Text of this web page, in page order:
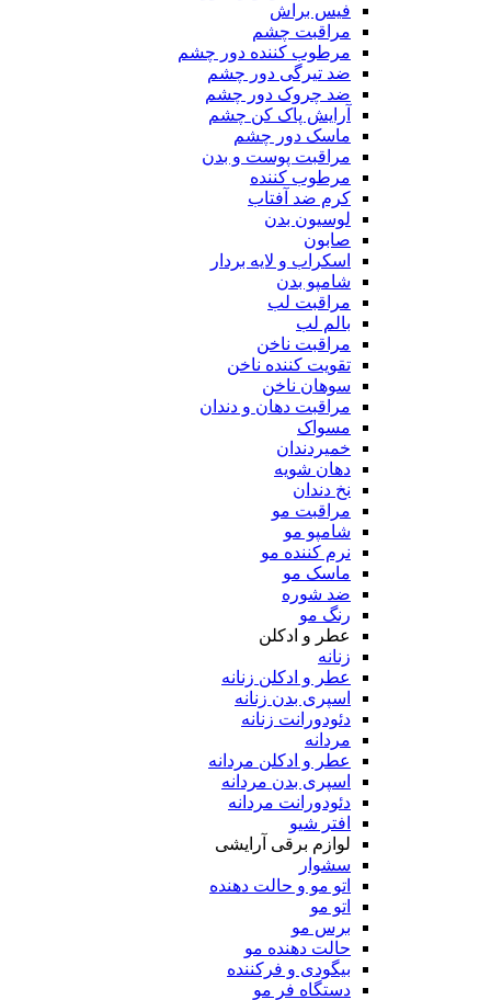
فیس براش
مراقبت چشم
مرطوب کننده دور چشم
ضد تیرگی دور چشم
ضد چروک دور چشم
آرایش پاک کن چشم
ماسک دور چشم
مراقبت پوست و بدن
مرطوب کننده
کرم ضد آفتاب
لوسیون بدن
صابون
اسکراب و لایه بردار
شامپو بدن
مراقبت لب
بالم لب
مراقبت ناخن
تقویت کننده ناخن
سوهان ناخن
مراقبت دهان و دندان
مسواک
خمیردندان
دهان شویه
نخ دندان
مراقبت مو
شامپو مو
نرم کننده مو
ماسک مو
ضد شوره
رنگ مو
عطر و ادکلن
زنانه
عطر و ادکلن زنانه
اسپری بدن زنانه
دئودورانت زنانه
مردانه
عطر و ادکلن مردانه
اسپری بدن مردانه
دئودورانت مردانه
افتر شیو
لوازم برقی آرایشی
سشوار
اتو مو و حالت دهنده
اتو مو
برس مو
حالت دهنده مو
بیگودی و فرکننده
دستگاه فر مو